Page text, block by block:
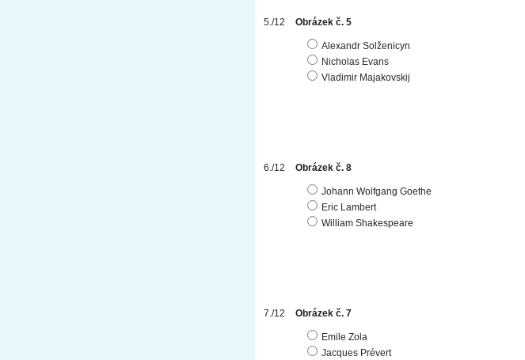
Obrázek č. 5
Alexandr Solženicyn
Nicholas Evans
Vladimir Majakovskij
Obrázek č. 8
Johann Wolfgang Goethe
Eric Lambert
William Shakespeare
Obrázek č. 7
Emile Zola
Jacques Prévert